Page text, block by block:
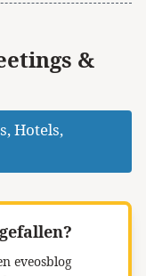
&
Hotels,
eveosblog